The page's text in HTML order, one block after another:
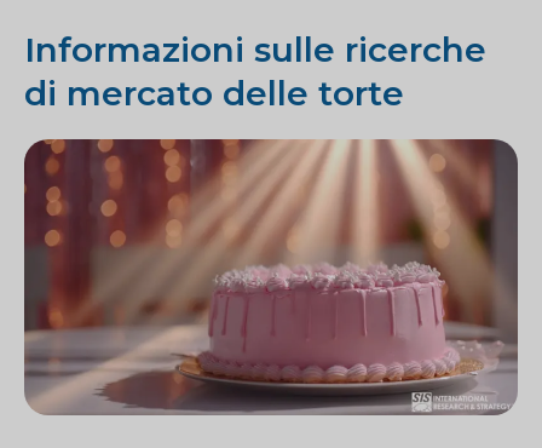
Informazioni sulle ricerche
di mercato delle torte